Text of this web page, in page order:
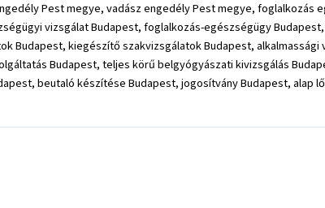
Pest megye, vadász engedély Pest megye, foglalkozás
vizsgálat Budapest, foglalkozás-egészségügy
Budapest, kiegészítő szakvizsgálatok Budapest,
Budapest, teljes körű belgyógyászati kivizsgálás
beutaló készítése Budapest, jogosítvány Budapest, alap